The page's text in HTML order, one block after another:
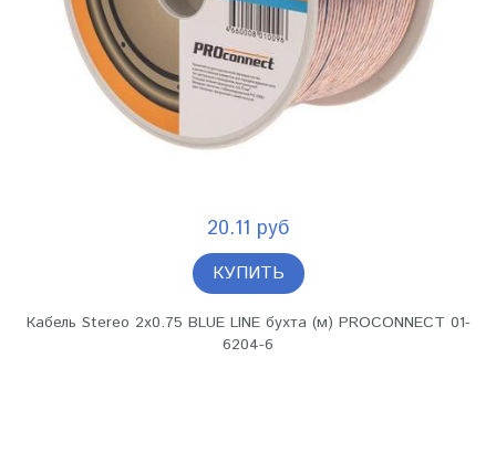
20.11 руб
КУПИТЬ
Кабель Stereo 2х0.75 BLUE LINE бухта (м) PROCONNECT 01-
6204-6